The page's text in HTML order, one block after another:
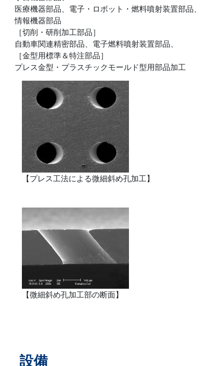
医療機器部品、電子・ロボット・燃料噴射装置部品、
情報機器部品
［切削・研削加工部品］
自動車関連精密部品、電子燃料噴射装置部品、
［金型用標準＆特注部品］
プレス金型・プラスチックモールド型用部品加工
【プレス工法による微細斜め孔加工】
【微細斜め孔加工部の断面】
設備